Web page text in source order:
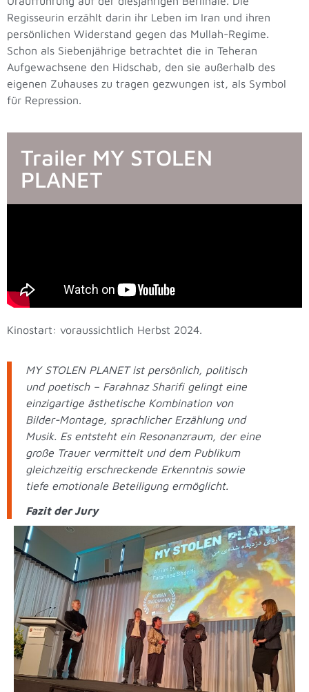
Regisseurin erzählt darin ihr Leben im Iran und ihren
persönlichen Widerstand gegen das Mullah-Regime.
Schon als Siebenjährige betrachtet die in Teheran
Aufgewachsene den Hidschab, den sie außerhalb des
eigenen Zuhauses zu tragen gezwungen ist, als Symbol
für Repression.
Trailer MY STOLEN
PLANET
Kinostart: voraussichtlich Herbst 2024.
MY STOLEN PLANET ist persönlich, politisch
und poetisch – Farahnaz Sharifi gelingt eine
einzigartige ästhetische Kombination von
Bilder-Montage, sprachlicher Erzählung und
Musik. Es entsteht ein Resonanzraum, der eine
große Trauer vermittelt und dem Publikum
gleichzeitig erschreckende Erkenntnis sowie
tiefe emotionale Beteiligung ermöglicht.
Fazit der Jury